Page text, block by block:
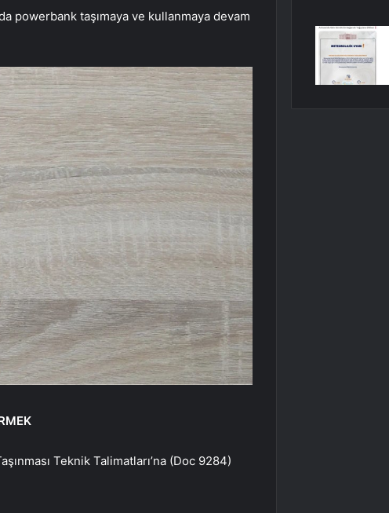
powerbank taşımaya ve kullanmaya devam
Teknik Talimatları’na (Doc 9284)